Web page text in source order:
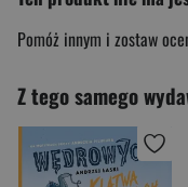
Pomóż innym i zostaw
Z tego samego